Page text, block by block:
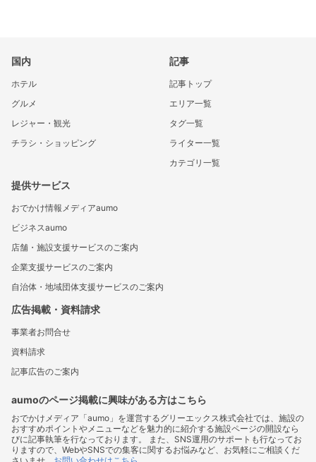
国内
ホテル
グルメ
レジャー・観光
チラシ・ショッピング
記事
記事トップ
エリア一覧
タグ一覧
ライター一覧
カテゴリ一覧
提供サービス
おでかけ情報メディアaumo
ビジネスaumo
店舗・施設支援サービスのご案内
企業支援サービスのご案内
自治体・地域団体支援サービスのご案内
広告掲載・資料請求
事業者お問合せ
資料請求
記事広告のご案内
aumoのページ掲載に興味がある方はこちら
おでかけメディア「aumo」を運営するグリーエックス株式会社では、施設の
おすすめポイントやメニューなどを魅力的に紹介する施設ページの開設なら
びに記事執筆を行なっております。 また、SNS運用のサポートも行なってお
りますので、WebやSNSでの集客に関するお悩みなど、お気軽にご相談くだ